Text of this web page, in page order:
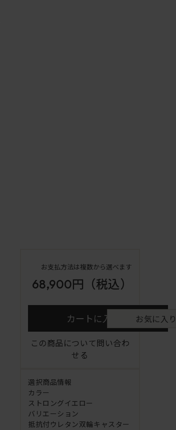
お支払方法は複数から選べます
68,900円 （税込）
カートに入れる お気に入
この商品について問い合わ
せる
選択商品情報
カラー
ストロングイエロー
バリエーション
抵抗付ウレタン双輪キャスター